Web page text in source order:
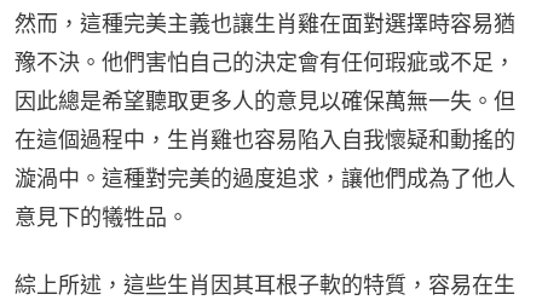
然而，這種完美主義也讓生肖雞在面對選擇時容易猶
豫不決。他們害怕自己的決定會有任何瑕疵或不足，
因此總是希望聽取更多人的意見以確保萬無一失。但
在這個過程中，生肖雞也容易陷入自我懷疑和動搖的
漩渦中。這種對完美的過度追求，讓他們成為了他人
意見下的犧牲品。
綜上所述，這些生肖因其耳根子軟的特質，容易在生